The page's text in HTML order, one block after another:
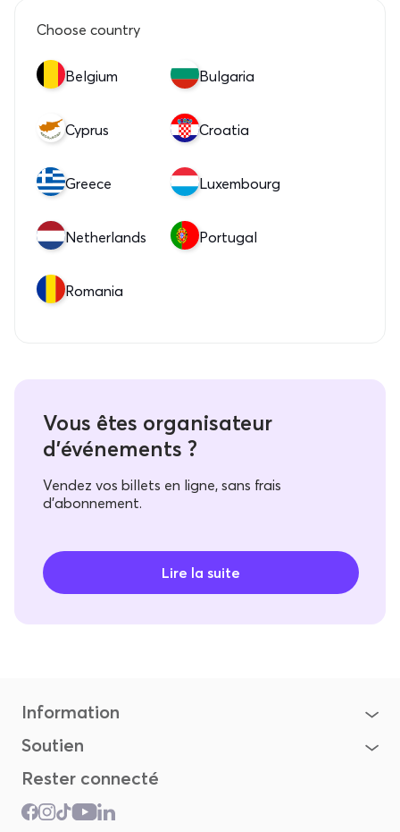
Choose country
Belgium Bulgaria
Cyprus Croatia
Greece Luxembourg
Netherlands Portugal
Romania
Vous êtes organisateur
d'événements ?
Vendez vos billets en ligne, sans frais
d'abonnement.
Information
Soutien
Rester connecté